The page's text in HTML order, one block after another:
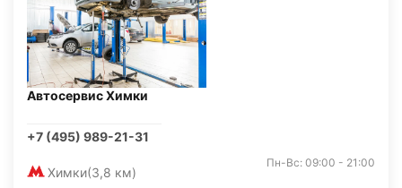
Автосервис Химки
+7 (495) 989-21-31
Химки(3,8 км)
Пн-Вс: 09:00 - 21:00